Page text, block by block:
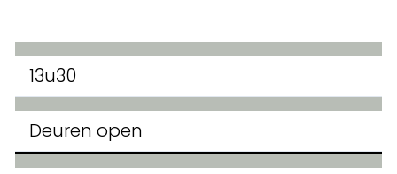
13u30
Deuren open